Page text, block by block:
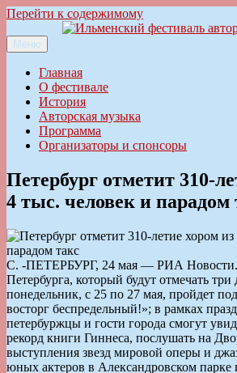
Перейти к содержимому
Ильменский фестиваль авторской песни
Меню
Главная
О фестивале
История
Авторская музыка
Программа
Организаторы и спонсоры
Петербург отметит 310-
4 тыс. человек и парадом
С. -ПЕТЕРБУРГ, 24 мая — РИА Новости.
Петербурга, который будут отмечать
понедельник, с 25 по 27 мая, пройдет
восторг беспредельный!»; в рамках
петербуржцы и гости города смогут
рекорд книги Гиннеса, послушать на
выступления звезд мировой оперы и
юных актеров в Александровском парке